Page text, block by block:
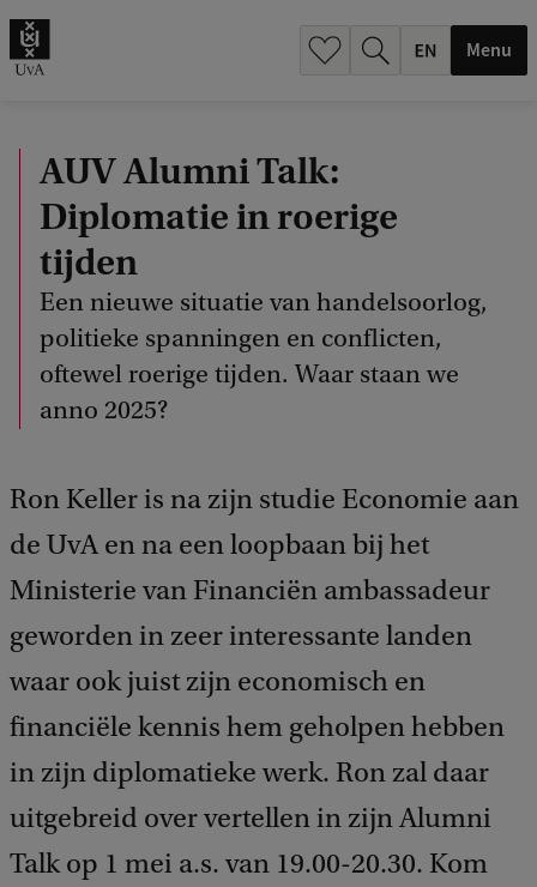
Menu
AUV Alumni Talk:
Diplomatie in roerige
tijden
Een nieuwe situatie van handelsoorlog,
politieke spanningen en conflicten,
oftewel roerige tijden. Waar staan we
anno 2025?
Ron Keller is na zijn studie Economie aan
de UvA en na een loopbaan bij het
Ministerie van Financiën ambassadeur
geworden in zeer interessante landen
waar ook juist zijn economisch en
financiële kennis hem geholpen hebben
in zijn diplomatieke werk. Ron zal daar
uitgebreid over vertellen in zijn Alumni
Talk op 1 mei a.s. van 19.00-20.30. Kom